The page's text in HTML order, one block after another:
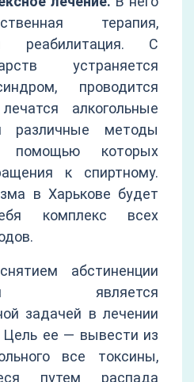
терапия,
реабилитация. С
устраняется
проводится
алкогольные
различные методы
помощью которых
к спиртному.
в Харькове будет
комплекс всех
абстиненции
является
задачей в лечении
Цель ее — вывести из
все токсины,
путем распада